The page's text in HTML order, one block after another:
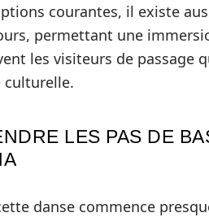
courantes, il existe
permettant une
les visiteurs de passage
culturelle.
LES PAS DE
danse commence